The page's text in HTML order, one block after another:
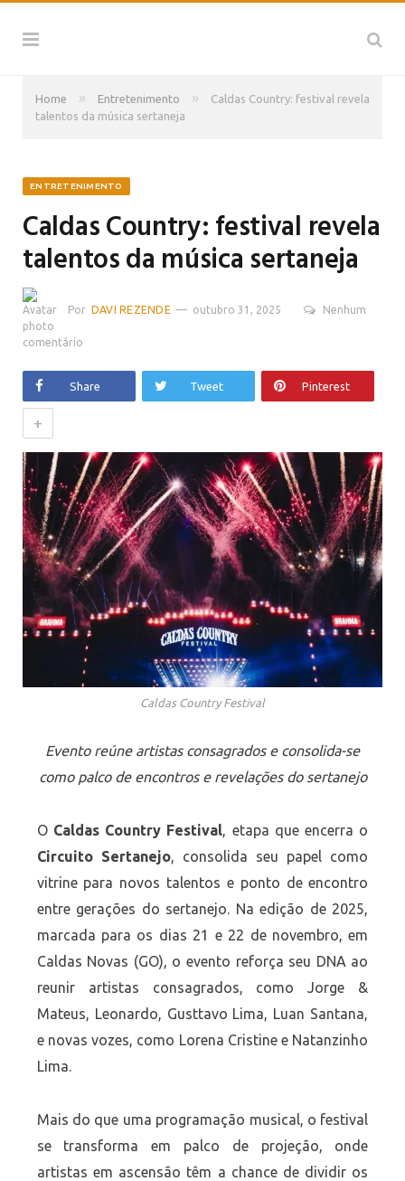
Home » Entretenimento »
Caldas Country: festival revela
talentos da música sertaneja
ENTRETENIMENTO
Caldas Country: festival revela
talentos da música sertaneja
Por DAVI REZENDE outubro 31, 2025 Nenhum
comentário
Share Tweet Pinterest
+
Caldas Country Festival
Evento reúne artistas consagrados e consolida-se
como palco de encontros e revelações do sertanejo
O Caldas Country Festival, etapa que encerra o
Circuito Sertanejo, consolida seu papel como
vitrine para novos talentos e ponto de encontro
entre gerações do sertanejo. Na edição de 2025,
marcada para os dias 21 e 22 de novembro, em
Caldas Novas (GO), o evento reforça seu DNA ao
reunir artistas consagrados, como Jorge &
Mateus, Leonardo, Gusttavo Lima, Luan Santana,
e novas vozes, como Lorena Cristine e Natanzinho
Lima.
Mais do que uma programação musical, o festival
se transforma em palco de projeção, onde
artistas em ascensão têm a chance de dividir os